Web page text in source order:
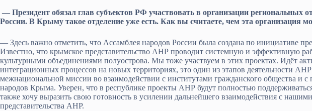
— Президент обязал глав субъектов РФ участвовать в организации региональных
России. В Крыму такое отделение уже есть. Как вы считаете, чем эта организация
— Здесь важно отметить, что Ассамблея народов России была создана по инициативе
Известно, что крымское представительство АНР проводит системную и эффективную
культурными объединениями полуострова. Мы тоже участвуем в этих проектах. Идёт
интеграционных процессов на новых территориях, это один из этапов деятельности
межнациональной миссии во взаимодействии с институтами гражданского общества и с
народов Крыма. Уверен, что в республике проекты АНР будут полностью
также хочу выразить свою готовность в усилении дальнейшего взаимодействия с
представительства АНР.